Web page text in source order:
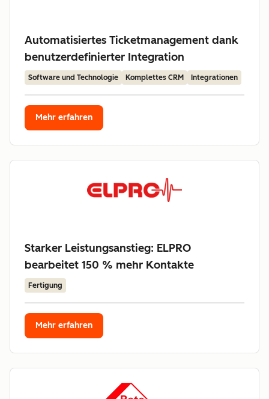
Automatisiertes Ticketmanagement dank
benutzerdefinierter Integration
Software und Technologie Komplettes CRM Integrationen
Mehr erfahren
Starker Leistungsanstieg: ELPRO
bearbeitet 150 % mehr Kontakte
Fertigung
Mehr erfahren